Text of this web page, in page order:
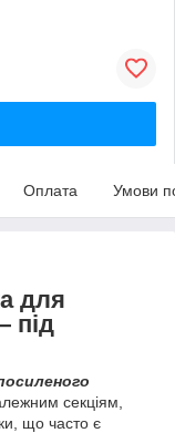
Оплата Умови
для
під
секціям,
що часто є